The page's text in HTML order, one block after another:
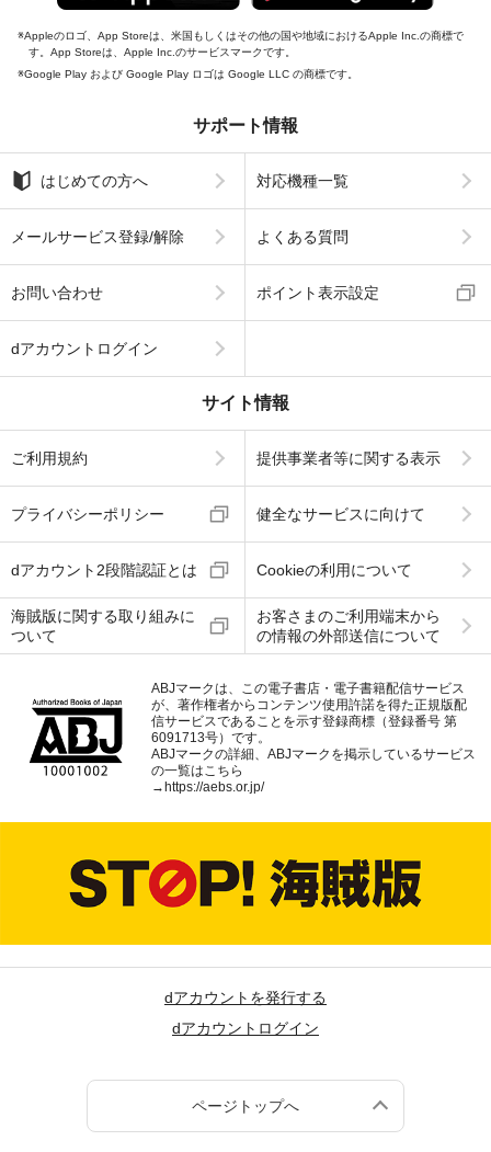
Appleのロゴ、App Storeは、米国もしくはその他の国や地域におけるApple Inc.の商標で
す。App Storeは、Apple Inc.のサービスマークです。
Google Play および Google Play ロゴは Google LLC の商標です。
サポート情報
はじめての方へ 対応機種一覧
メールサービス登録/解除 よくある質問
お問い合わせ ポイント表示設定
dアカウントログイン
サイト情報
ご利用規約 提供事業者等に関する表示
プライバシーポリシー 健全なサービスに向けて
dアカウント2段階認証とは Cookieの利用について
海賊版に関する取り組みに
ついて
お客さまのご利用端末から
の情報の外部送信について
ABJマークは、この電子書店・電子書籍配信サービス
が、著作権者からコンテンツ使用許諾を得た正規版配
信サービスであることを示す登録商標（登録番号 第
6091713号）です。
ABJマークの詳細、ABJマークを掲示しているサービス
の一覧はこちら
→https://aebs.or.jp/
dアカウントを発行する
dアカウントログイン
ページトップへ